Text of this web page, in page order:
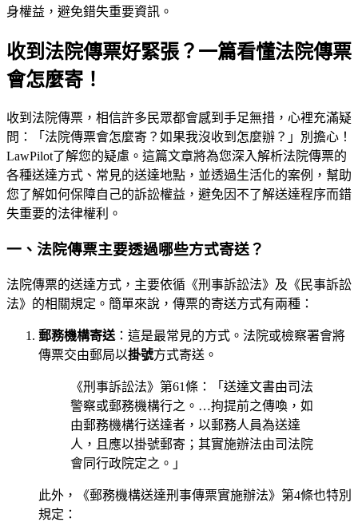
身權益，避免錯失重要資訊。
收到法院傳票好緊張？一篇看懂法院傳票
會怎麼寄！
收到法院傳票，相信許多民眾都會感到手足無措，心裡充滿疑
問：「法院傳票會怎麼寄？如果我沒收到怎麼辦？」別擔心！
LawPilot了解您的疑慮。這篇文章將為您深入解析法院傳票的
各種送達方式、常見的送達地點，並透過生活化的案例，幫助
您了解如何保障自己的訴訟權益，避免因不了解送達程序而錯
失重要的法律權利。
一、法院傳票主要透過哪些方式寄送？
法院傳票的送達方式，主要依循《刑事訴訟法》及《民事訴訟
法》的相關規定。簡單來說，傳票的寄送方式有兩種：
郵務機構寄送 ：這是最常見的方式。法院或檢察署會將
傳票交由郵局以掛號方式寄送。
《刑事訴訟法》第61條：「送達文書由司法
警察或郵務機構行之。…拘提前之傳喚，如
由郵務機構行送達者，以郵務人員為送達
人，且應以掛號郵寄；其實施辦法由司法院
會同行政院定之。」
此外，《郵務機構送達刑事傳票實施辦法》第4條也特別
規定：